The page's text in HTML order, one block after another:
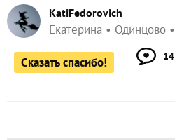
KatiFedorovich
Екатерина Одинцово
Сказать спасибо!